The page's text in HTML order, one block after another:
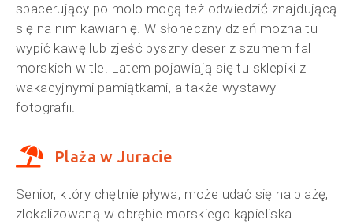
spacerujący po molo mogą też odwiedzić znajdującą
się na nim kawiarnię. W słoneczny dzień można tu
wypić kawę lub zjeść pyszny deser z szumem fal
morskich w tle. Latem pojawiają się tu sklepiki z
wakacyjnymi pamiątkami, a także wystawy
fotografii.
Plaża w Juracie
Senior, który chętnie pływa, może udać się na plażę,
zlokalizowaną w obrębie morskiego kąpieliska